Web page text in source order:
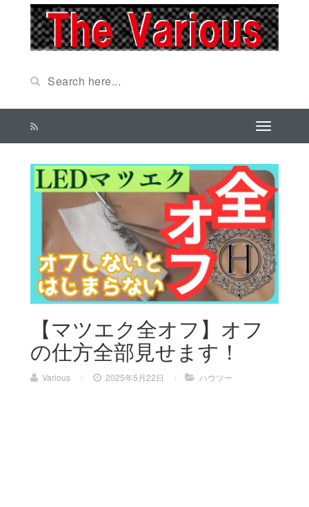
【マツエク全オフ】オフ
の仕方全部見せます！
Various / 2025年5月22日 / ハウツー